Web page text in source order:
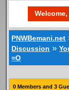
PNWBemani.net
Discussion »
=O
0 Members and 3